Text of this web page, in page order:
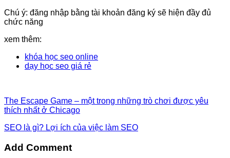
Chú ý: đăng nhập bằng tài khoản đăng ký sẽ hiện đầy đủ
chức năng
xem thêm:
khóa học seo online
dạy học seo giá rẻ
The Escape Game – một trong những trò chơi được yêu
thích nhất ở Chicago
SEO là gì? Lợi ích của việc làm SEO
Add Comment